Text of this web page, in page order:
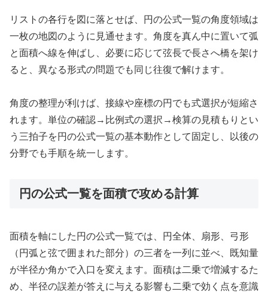
リストの各行を図に落とせば、円の公式一覧の角度領域は
一枚の地図のように見通せます。角度を真ん中に置いて弧
と面積へ線を伸ばし、必要に応じて弦長で長さへ橋を架け
ると、異なる形式の問題でも同じ往復で解けます。
角度の整理が利けば、接線や座標の円でも式選択が短縮さ
れます。単位の確認→比例式の選択→検算の見積もりとい
う三拍子を円の公式一覧の基本動作として固定し、以後の
分野でも手順を統一します。
円の公式一覧を面積で攻める計算
面積を軸にした円の公式一覧では、円全体、扇形、弓形
（円弧と弦で囲まれた部分）の三者を一列に並べ、既知量
が半径か角かで入口を変えます。面積は二乗で増減するた
め、半径の誤差が答えに与える影響も二乗で効く点を意識